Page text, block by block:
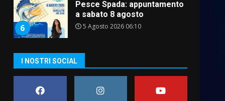
6
Pesce Spada: appuntamento
a sabato 8 agosto
5 Agosto 2026 06:10
L’abusivismo giornalistico è
I NOSTRI SOCIAL